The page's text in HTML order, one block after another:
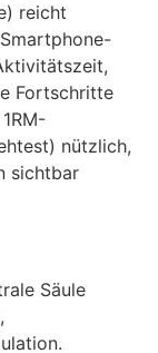
reicht
Fortschritte
nützlich,
sichtbar
Säule